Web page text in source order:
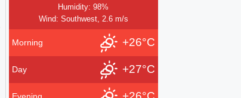
Humidity: 98%
Wind: Southwest, 2.6 m/s
Morning +26°C
Day +27°C